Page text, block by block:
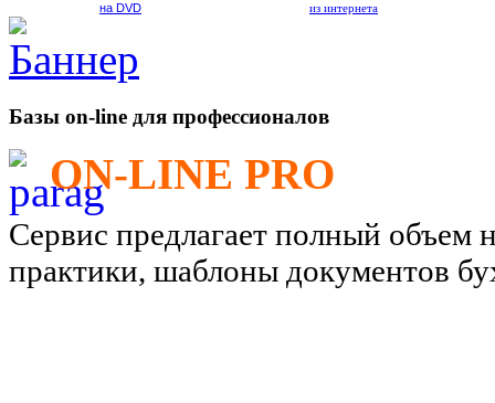
на DVD
из интернета
Базы on-line для профессионалов
ON-LINE PRO
Сервис предлагает полный объем
практики, шаблоны документов